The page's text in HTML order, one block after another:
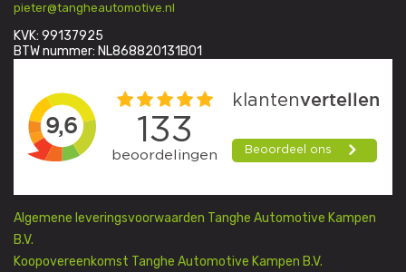
pieter@tangheautomotive.nl
KVK: 99137925
BTW nummer: NL868820131B01
Algemene leveringsvoorwaarden Tanghe Automotive Kampen
B.V.
Koopovereenkomst Tanghe Automotive Kampen B.V.